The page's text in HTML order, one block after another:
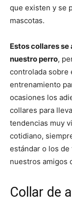
que existen y se
mascotas.
Estos collares
nuestro perro,
controlada sobre
entrenamiento
ocasiones los
collares para
tendencias muy
cotidiano,
estándar o los de
nuestros amigos
Collar de